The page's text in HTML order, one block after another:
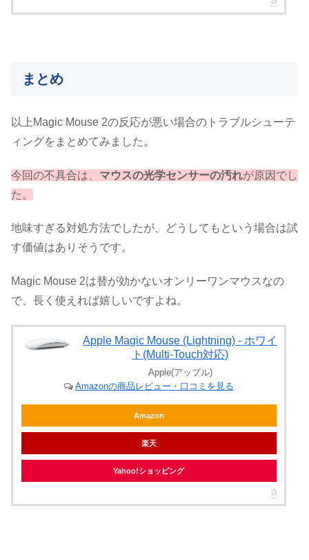
まとめ
以上Magic Mouse 2の反応が悪い場合のトラブルシューテ
ィングをまとめてみました。
今回の不具合は、 マウスの光学センサーの汚れが原因でし
た。
地味すぎる対処方法でしたが、どうしてもという場合は試
す価値はありそうです。
Magic Mouse 2は替が効かないオンリーワンマウスなの
で、長く使えれば嬉しいですよね。
Apple Magic Mouse (Lightning) - ホワイ
ト(Multi-Touch対応)
Apple(アップル)
Amazonの商品レビュー・口コミを見る
Amazon
楽天
Yahoo!ショッピング